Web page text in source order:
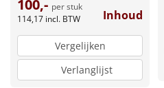
100,- per stuk
114,17 incl. BTW Inhoud
Vergelijken
Verlanglijst